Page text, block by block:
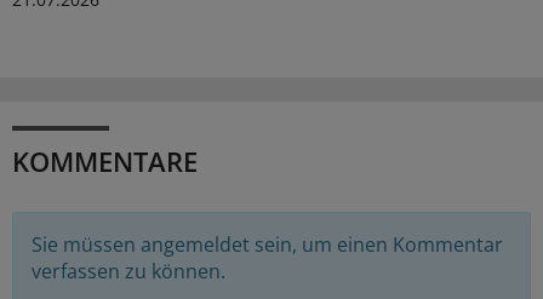
KOMMENTARE
Sie müssen angemeldet sein, um einen Kommentar
verfassen zu können.